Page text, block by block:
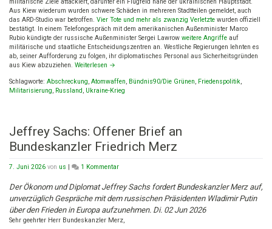
Aus Kiew wiederum wurden schwere Schäden in mehreren Stadtteilen gemeldet, auch
das ARD-Studio war betroffen. Vier Tote und mehr als zwanzig Verletzte wurden offiziell
bestätigt. In einem Telefongespräch mit dem amerikanischen Außenminister Marco
Rubio kündigte der russische Außenminister Sergei Lawrow weitere Angriffe auf
militärische und staatliche Entscheidungszentren an. Westliche Regierungen lehnten es
ab, seiner Aufforderung zu folgen, ihr diplomatisches Personal aus Sicherheitsgründen
aus Kiew abzuziehen. Weiterlesen →
Schlagworte: Abschreckung, Atomwaffen, Bündnis90/Die Grünen, Friedenspolitik,
Militarisierung, Russland, Ukraine-Krieg
Jeffrey Sachs: Offener Brief an
Bundeskanzler Friedrich Merz
7. Juni 2026 von us 1 Kommentarzu
Sachs:
Offener
Brief
an
Bundeskanzler
Der Ökonom und Diplomat Jeffrey Sachs fordert Bundeskanzler Merz auf,
unverzüglich Gespräche mit dem russischen Präsidenten Wladimir Putin
über den Frieden in Europa aufzunehmen. Di. 02 Jun 2026
Sehr geehrter Herr Bundeskanzler Merz,